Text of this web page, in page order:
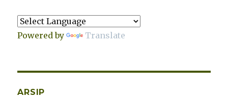
Powered by Translate
ARSIP